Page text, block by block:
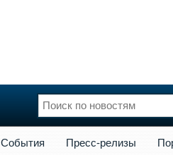
События Пресс-релизы